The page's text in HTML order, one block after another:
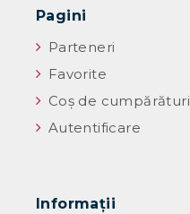
Pagini
Parteneri
Favorite
Coș de cumpărături
Autentificare
Informaţii